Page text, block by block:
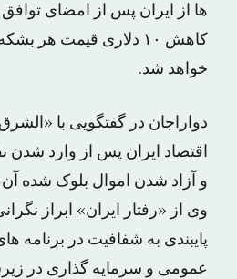
ها از ایران پس از امضای
خواهد شد.
دواراجان در گفتگویی با
اقتصاد ایران پس از وارد شدن
و آزاد شدن اموال بلوک شده
وی از «رفتار ایران» ابراز
پایبندی به شفافیت در برنامه
عمومی و سرمایه گذاری در